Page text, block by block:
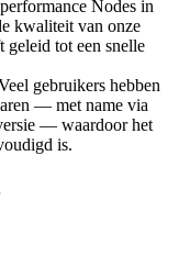
Nodes in
kwaliteit van onze
geleid tot een snelle
gebruikers hebben
— met name via
— waardoor het
is.